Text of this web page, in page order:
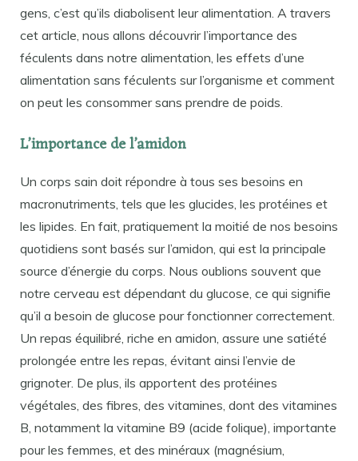
gens, c’est qu’ils diabolisent leur alimentation. A travers
cet article, nous allons découvrir l’importance des
féculents dans notre alimentation, les effets d’une
alimentation sans féculents sur l’organisme et comment
on peut les consommer sans prendre de poids.
L’importance de l’amidon
Un corps sain doit répondre à tous ses besoins en
macronutriments, tels que les glucides, les protéines et
les lipides. En fait, pratiquement la moitié de nos besoins
quotidiens sont basés sur l’amidon, qui est la principale
source d’énergie du corps. Nous oublions souvent que
notre cerveau est dépendant du glucose, ce qui signifie
qu’il a besoin de glucose pour fonctionner correctement.
Un repas équilibré, riche en amidon, assure une satiété
prolongée entre les repas, évitant ainsi l’envie de
grignoter. De plus, ils apportent des protéines
végétales, des fibres, des vitamines, dont des vitamines
B, notamment la vitamine B9 (acide folique), importante
pour les femmes, et des minéraux (magnésium,